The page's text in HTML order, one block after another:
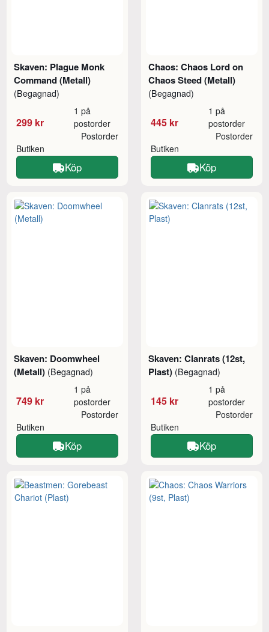
Skaven: Plague Monk
Command (Metall)
(Begagnad)
299 kr
1 på
postorder
Butiken
Postorder
Köp
Chaos: Chaos Lord on
Chaos Steed (Metall)
(Begagnad)
445 kr
1 på
postorder
Butiken
Postorder
Köp
Skaven: Doomwheel
(Metall) (Begagnad)
749 kr
1 på
postorder
Butiken
Postorder
Köp
Skaven: Clanrats (12st,
Plast) (Begagnad)
145 kr
1 på
postorder
Butiken
Postorder
Köp